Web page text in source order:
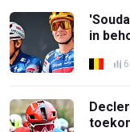
in